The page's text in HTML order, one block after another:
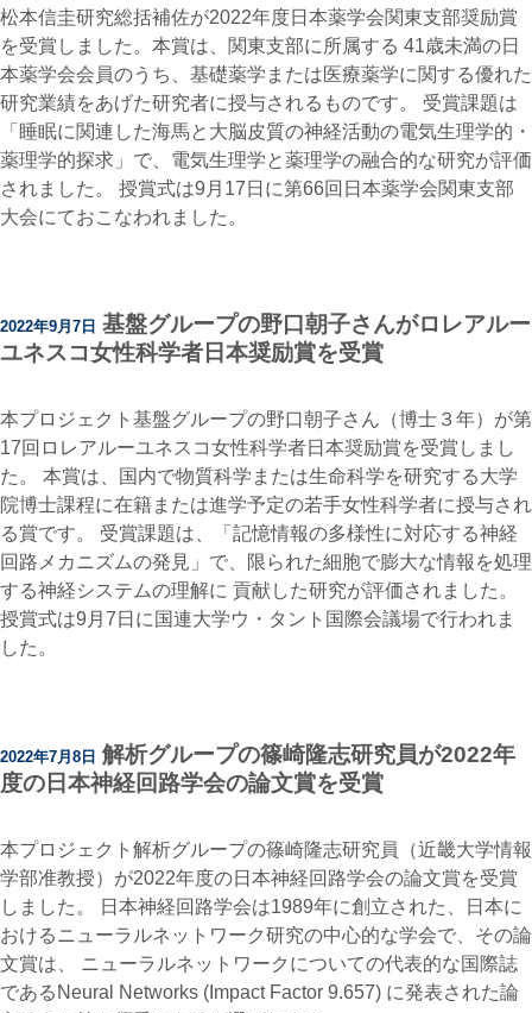
松本信圭研究総括補佐が2022年度日本薬学会関東支部奨励賞
を受賞しました。本賞は、関東支部に所属する 41歳未満の日
本薬学会会員のうち、基礎薬学または医療薬学に関する優れた
研究業績をあげた研究者に授与されるものです。 受賞課題は
「睡眠に関連した海馬と大脳皮質の神経活動の電気生理学的・
薬理学的探求」で、電気生理学と薬理学の融合的な研究が評価
されました。 授賞式は9月17日に第66回日本薬学会関東支部
大会にておこなわれました。
2022年9月7日 基盤グループの野口朝子さんがロレアルー
ユネスコ女性科学者日本奨励賞を受賞
本プロジェクト基盤グループの野口朝子さん（博士３年）が第
17回ロレアルーユネスコ女性科学者日本奨励賞を受賞しまし
た。 本賞は、国内で物質科学または生命科学を研究する大学
院博士課程に在籍または進学予定の若手女性科学者に授与され
る賞です。 受賞課題は、「記憶情報の多様性に対応する神経
回路メカニズムの発見」で、限られた細胞で膨大な情報を処理
する神経システムの理解に 貢献した研究が評価されました。
授賞式は9月7日に国連大学ウ・タント国際会議場で行われま
した。
2022年7月8日 解析グループの篠崎隆志研究員が2022年
度の日本神経回路学会の論文賞を受賞
本プロジェクト解析グループの篠崎隆志研究員（近畿大学情報
学部准教授）が2022年度の日本神経回路学会の論文賞を受賞
しました。 日本神経回路学会は1989年に創立された、日本に
おけるニューラルネットワーク研究の中心的な学会で、その論
文賞は、 ニューラルネットワークについての代表的な国際誌
であるNeural Networks (Impact Factor 9.657) に発表された論